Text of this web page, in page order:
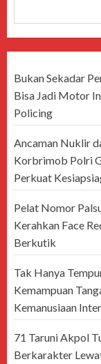
Bukan Sekadar
Bisa Jadi Motor
Policing
Ancaman Nuklir
Korbrimob Polri
Perkuat
Pelat Nomor
Kerahkan Face
Berkutik
Tak Hanya
Kemampuan
Kemanusiaan
71 Taruni Akpol
Berkarakter